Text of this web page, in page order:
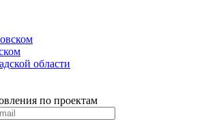
области
по проектам